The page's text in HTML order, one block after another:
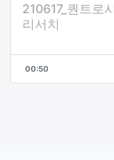
210617_퀀트로
리서치
00:50